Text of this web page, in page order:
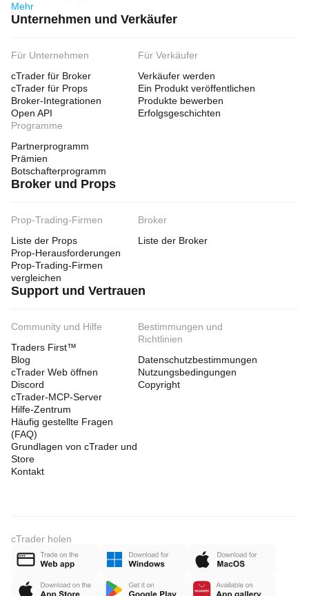
Mehr
Unternehmen und Verkäufer
Für Unternehmen
cTrader für Broker
cTrader für Props
Broker-Integrationen
Open API
Für Verkäufer
Verkäufer werden
Ein Produkt veröffentlichen
Produkte bewerben
Erfolgsgeschichten
Programme
Partnerprogramm
Prämien
Botschafterprogramm
Broker und Props
Prop-Trading-Firmen
Liste der Props
Prop-Herausforderungen
Prop-Trading-Firmen
vergleichen
Broker
Liste der Broker
Support und Vertrauen
Community und Hilfe
Traders First™
Blog
cTrader Web öffnen
Discord
cTrader-MCP-Server
Hilfe-Zentrum
Häufig gestellte Fragen
(FAQ)
Grundlagen von cTrader und
Store
Kontakt
Bestimmungen und
Richtlinien
Datenschutzbestimmungen
Nutzungsbedingungen
Copyright
cTrader holen